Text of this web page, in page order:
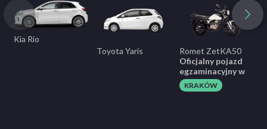
Kia Rio
Toyota Yaris
Romet ZetKA50
Oficjalny pojazd
egzaminacyjny w
KRAKÓW